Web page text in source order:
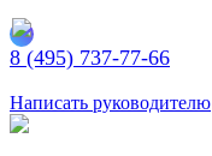
8 (495) 737-77-66
Написать руководителю